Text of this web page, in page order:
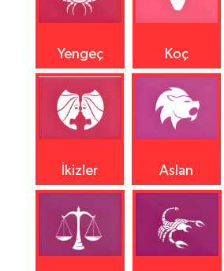
Yengeç Koç
İkizler Aslan